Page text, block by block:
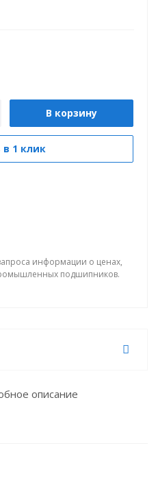
В корзину
в 1 клик
информации о ценах,
подшипников.
описание